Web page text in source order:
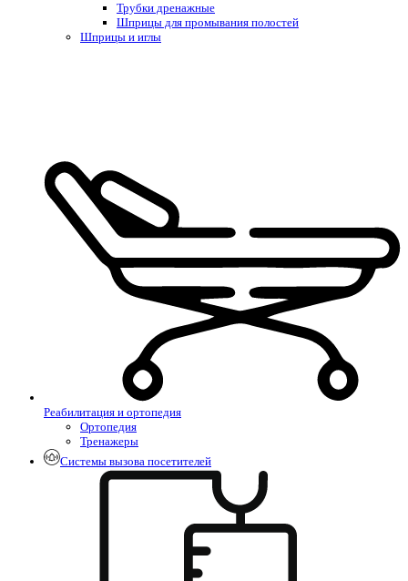
Трубки дренажные
Шприцы для промывания полостей
Шприцы и иглы
Реабилитация и ортопедия
Ортопедия
Тренажеры
Системы вызова посетителей